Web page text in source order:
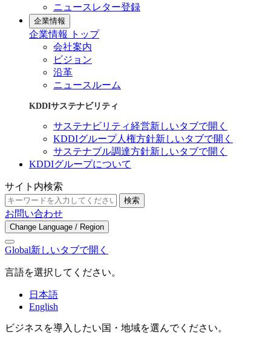
ニュースレター登録
企業情報
企業情報 トップ
会社案内
ビジョン
沿革
ニュースルーム
KDDIサステナビリティ
サステナビリティ経営新しいタブで開く
KDDIグループ人権方針新しいタブで開く
サステナブル調達方針新しいタブで開く
KDDIグループについて
サイト内検索
検索
お問い合わせ
Change Language / Region
Global新しいタブで開く
言語を選択してください。
日本語
English
ビジネスを導入したい国・地域を選んでください。